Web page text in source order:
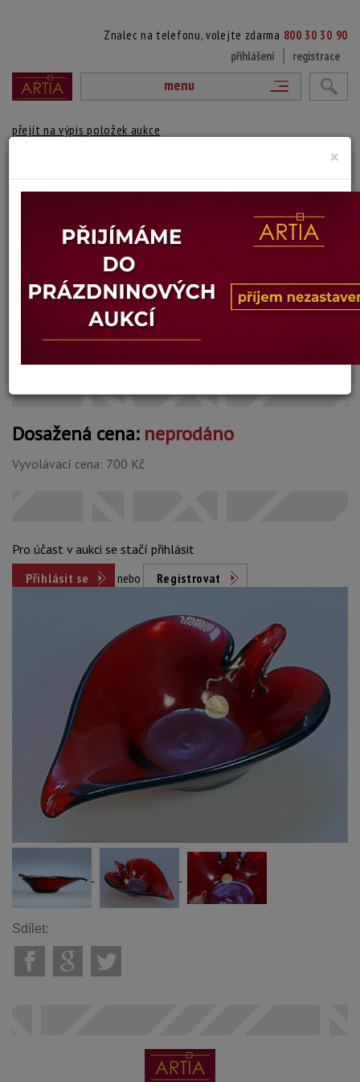
Znalec na telefonu, volejte zdarma 800 30 30 90
přihlášení
registrace
menu
přejít na výpis položek aukce
Skleněná červená miska Murano ve tvaru lístku. Na vnitřní straně misky značeno
nálepkou MURANO.
Délka: 17 cm
Dosažená cena: neprodáno
Vyvolávací cena: 700 Kč
Pro účast v aukci se stačí přihlásit
Přihlásit se
nebo Registrovat
Sdílet:
×